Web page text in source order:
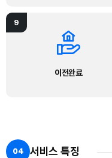
9
이전완료
04 서비스 특징